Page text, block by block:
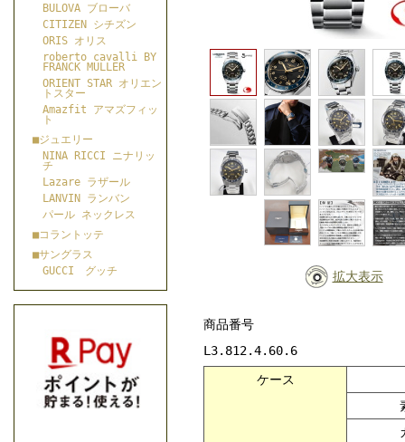
BULOVA ブローバ
CITIZEN シチズン
ORIS オリス
roberto cavalli BY
FRANCK MULLER
ORIENT STAR オリエン
トスター
Amazfit アマズフィッ
ト
■ジュエリー
NINA RICCI ニナリッ
チ
Lazare ラザール
LANVIN ランバン
パール ネックレス
■コラントッテ
■サングラス
GUCCI グッチ
拡大表示
商品番号
L3.812.4.60.6
ケース